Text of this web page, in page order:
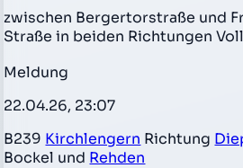
zwischen Bergertorstraße und
Straße in beiden Richtungen
Meldung
22.04.26, 23:07
B239 Kirchlengern Richtung
Bockel und Rehden